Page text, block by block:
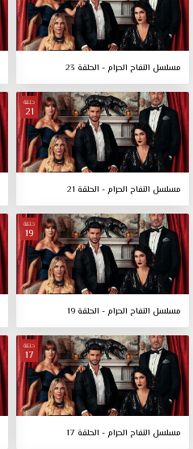
مسلسل التفاح الحرام - الحلقة 23
حلقة
21
مسلسل التفاح الحرام - الحلقة 21
حلقة
19
مسلسل التفاح الحرام - الحلقة 19
حلقة
17
مسلسل التفاح الحرام - الحلقة 17